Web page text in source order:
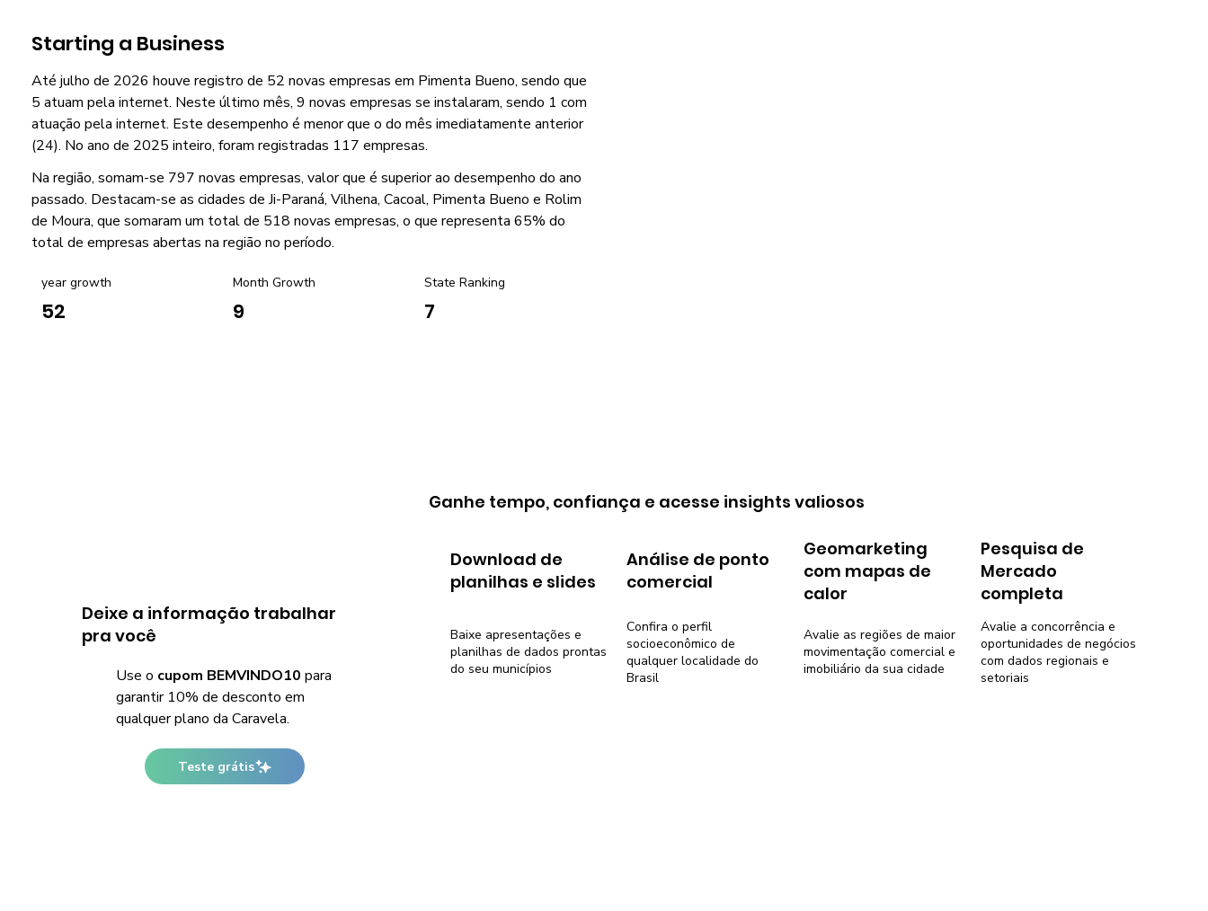
Starting a Business
Até julho de 2026 houve registro de 52 novas empresas em Pimenta Bueno, sendo que
5 atuam pela internet. Neste último mês, 9 novas empresas se instalaram, sendo 1 com
atuação pela internet. Este desempenho é menor que o do mês imediatamente anterior
(24). No ano de 2025 inteiro, foram registradas 117 empresas.
Na região, somam-se 797 novas empresas, valor que é superior ao desempenho do ano
passado. Destacam-se as cidades de Ji-Paraná, Vilhena, Cacoal, Pimenta Bueno e Rolim
de Moura, que somaram um total de 518 novas empresas, o que representa 65% do
total de empresas abertas na região no período.
year growth
52
Month Growth
9
State Ranking
7
Deixe a informação trabalhar
pra você
Use o cupom BEMVINDO10 para
garantir 10% de desconto em
qualquer plano da Caravela.
Teste grátis
Download de
planilhas e slides
Baixe apresentações e
planilhas de dados prontas
do seu municípios
Análise de ponto
comercial
Confira o perfil
socioeconômico de
qualquer localidade do
Brasil
Geomarketing
com mapas de
calor
Avalie as regiões de maior
movimentação comercial e
imobiliário da sua cidade
Pesquisa de
Mercado
completa
Avalie a concorrência e
oportunidades de negócios
com dados regionais e
setoriais
Ganhe tempo, confiança e acesse insights valiosos